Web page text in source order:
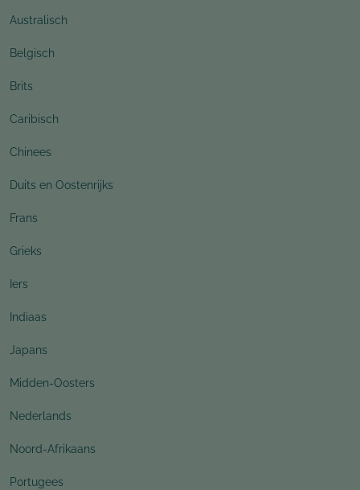
Australisch
Belgisch
Brits
Caribisch
Chinees
Duits en Oostenrijks
Frans
Grieks
Iers
Indiaas
Japans
Midden-Oosters
Nederlands
Noord-Afrikaans
Portugees